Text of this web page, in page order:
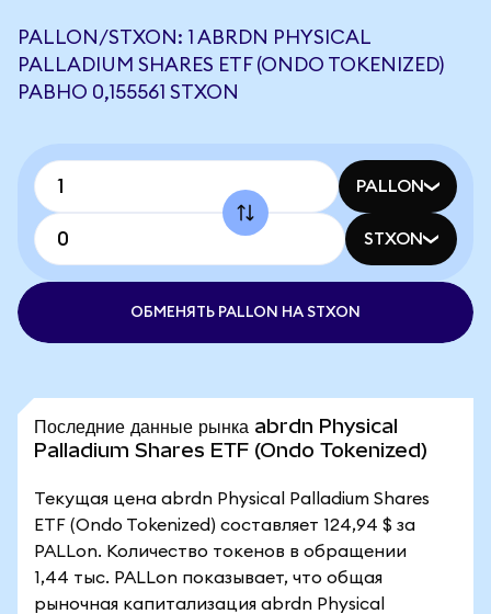
PALLON/STXON: 1 ABRDN PHYSICAL
PALLADIUM SHARES ETF (ONDO TOKENIZED)
РАВНО 0,155561 STXON
PALLON
STXON
ОБМЕНЯТЬ PALLON НА STXON
Последние данные рынка abrdn Physical
Palladium Shares ETF (Ondo Tokenized)
Текущая цена abrdn Physical Palladium Shares
ETF (Ondo Tokenized) составляет 124,94 $ за
PALLon. Количество токенов в обращении
1,44 тыс. PALLon показывает, что общая
рыночная капитализация abrdn Physical